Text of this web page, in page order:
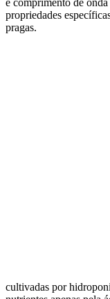
e comprimento de
propriedades
pragas.
cultivadas por